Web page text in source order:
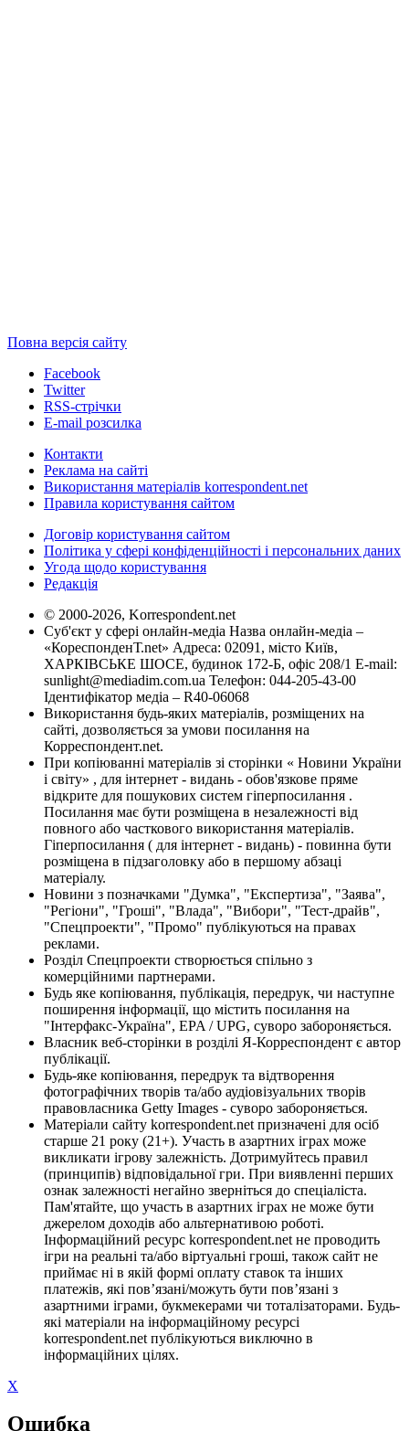
Повна версія сайту
Facebook
Twitter
RSS-стрічки
E-mail розсилка
Контакти
Реклама на сайті
Використання матеріалів korrespondent.net
Правила користування сайтом
Договір користування сайтом
Політика у сфері конфіденційності і персональних даних
Угода щодо користування
Редакція
© 2000-2026, Korrespondent.net
Суб'єкт у сфері онлайн-медіа Назва онлайн-медіа –
«КореспонденТ.net» Адреса: 02091, місто Київ,
ХАРКІВСЬКЕ ШОСЕ, будинок 172-Б, офіс 208/1 E-mail:
sunlight@mediadim.com.ua Телефон: 044-205-43-00
Ідентифікатор медіа – R40-06068
Використання будь-яких матеріалів, розміщених на
сайті, дозволяється за умови посилання на
Корреспондент.net.
При копіюванні матеріалів зі сторінки « Новини України
і світу» , для інтернет - видань - обов'язкове пряме
відкрите для пошукових систем гіперпосилання .
Посилання має бути розміщена в незалежності від
повного або часткового використання матеріалів.
Гіперпосилання ( для інтернет - видань) - повинна бути
розміщена в підзаголовку або в першому абзаці
матеріалу.
Новини з позначками "Думка", "Експертиза", "Заява",
"Регіони", "Гроші", "Влада", "Вибори", "Тест-драйв",
"Спецпроекти", "Промо" публікуються на правах
реклами.
Розділ Спецпроекти створюється спільно з
комерційними партнерами.
Будь яке копіювання, публікація, передрук, чи наступне
поширення інформації, що містить посилання на
"Інтерфакс-Україна", EPA / UPG, суворо забороняється.
Власник веб-сторінки в розділі Я-Корреспондент є автор
публікації.
Будь-яке копіювання, передрук та відтворення
фотографічних творів та/або аудіовізуальних творів
правовласника Getty Images - суворо забороняється.
Матеріали сайту korrespondent.net призначені для осіб
старше 21 року (21+). Участь в азартних іграх може
викликати ігрову залежність. Дотримуйтесь правил
(принципів) відповідальної гри. При виявленні перших
ознак залежності негайно зверніться до спеціаліста.
Пам'ятайте, що участь в азартних іграх не може бути
джерелом доходів або альтернативою роботі.
Інформаційний ресурс korrespondent.net не проводить
ігри на реальні та/або віртуальні гроші, також сайт не
приймає ні в якій формі оплату ставок та інших
платежів, які пов’язані/можуть бути пов’язані з
азартними іграми, букмекерами чи тоталізаторами. Будь-
які матеріали на інформаційному ресурсі
korrespondent.net публікуються виключно в
інформаційних цілях.
X
Ошибка